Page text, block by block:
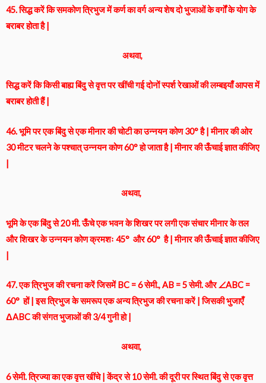
45. सिद्ध करें कि समकोण त्रिभुज में कर्ण का वर्ग अन्य शेष दो भुजाओं के वर्गों के योग के
बराबर होता है |
अथवा,
सिद्ध करें कि किसी बाह्य बिंदु से वृत्त पर खींची गई दोनों स्पर्श रेखाओं की लम्बइयाँ आपस में
बराबर होती हैं |
46. भूमि पर एक बिंदु से एक मीनार की चोटी का उन्नयन कोण 30° है | मीनार की ओर
30 मीटर चलने के पश्चात् उन्नयन कोण 60° हो जाता है | मीनार की ऊँचाई ज्ञात कीजिए
अथवा,
भूमि के एक बिंदु से 20 मी. ऊँचे एक भवन के शिखर पर लगी एक संचार मीनार के तल
और शिखर के उन्नयन कोण क्रमशः 45° और 60° है | मीनार की ऊँचाई ज्ञात कीजिए
47. एक त्रिभुज की रचना करें जिसमें BC = 6 सेमी., AB = 5 सेमी. और ∠ABC =
60° हों | इस त्रिभुज के समरूप एक अन्य त्रिभुज की रचना करें | जिसकी भुजाएँ
ΔABC की संगत भुजाओं की 3/4 गुनी हो |
अथवा,
6 सेमी. त्रिज्या का एक वृत्त खींचे | केंद्र से 10 सेमी. की दूरी पर स्थित बिंदु से एक वृत्त